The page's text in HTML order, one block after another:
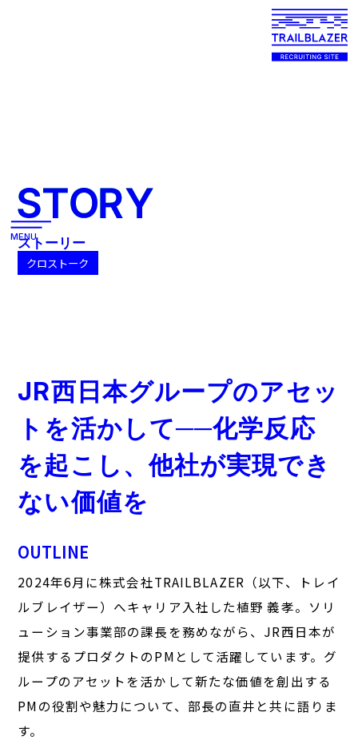
MENU
STORY
ストーリー
クロストーク
JR西日本グループのアセッ
トを活かして──化学反応
を起こし、他社が実現でき
ない価値を
OUTLINE
2024年6月に株式会社TRAILBLAZER（以下、トレイ
ルブレイザー）へキャリア入社した植野 義孝。ソリ
ューション事業部の課長を務めながら、JR西日本が
提供するプロダクトのPMとして活躍しています。グ
ループのアセットを活かして新たな価値を創出する
PMの役割や魅力について、部長の直井と共に語りま
す。